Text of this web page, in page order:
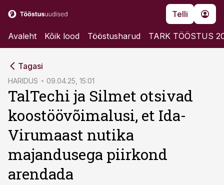
Telli
Avaleht Kõik lood Tööstusharud TARK TÖÖSTUS
Tagasi
HARIDUS 09.04.25, 15:01
TalTechi ja Silmet otsivad
koostöövõimalusi, et Ida-
Virumaast nutika
majandusega piirkond
arendada